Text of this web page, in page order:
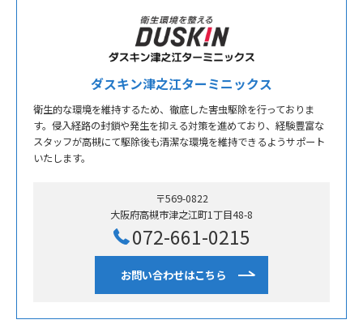
ダスキン津之江ターミニックス
衛生的な環境を維持するため、徹底した害虫駆除を行っておりま
す。侵入経路の封鎖や発生を抑える対策を進めており、経験豊富な
スタッフが高槻にて駆除後も清潔な環境を維持できるようサポート
いたします。
〒569-0822
大阪府高槻市津之江町1丁目48-8
072-661-0215
お問い合わせはこちら